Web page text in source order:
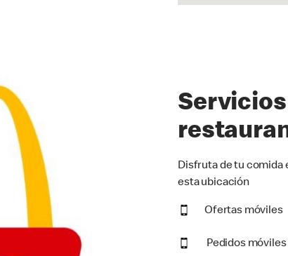
Disfruta de tu comida
esta ubicación
Ofertas móviles
Pedidos móviles